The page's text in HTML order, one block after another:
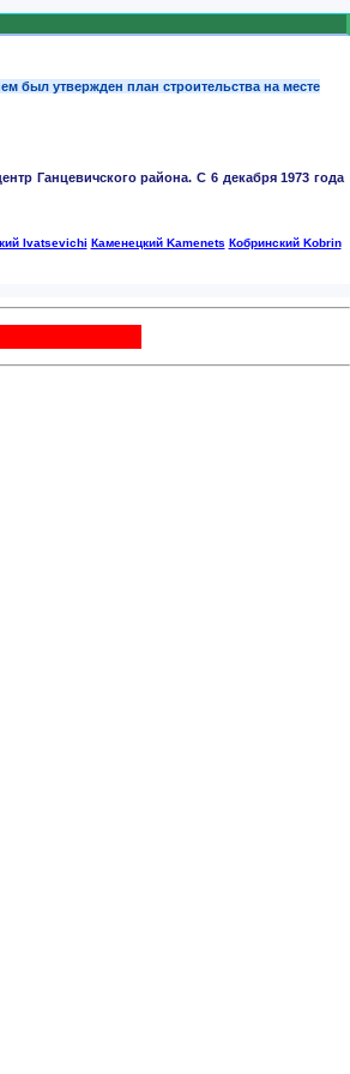
был утвержден план строительства на месте
Ганцевичского района. С 6 декабря 1973 года
Ivatsevichi Каменецкий Kamenets Кобринский Kobrin